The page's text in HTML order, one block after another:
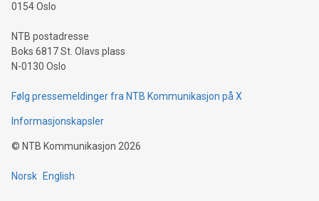
0154 Oslo
NTB postadresse
Boks 6817 St. Olavs plass
N-0130 Oslo
Følg pressemeldinger fra NTB Kommunikasjon på X
Informasjonskapsler
© NTB Kommunikasjon 2026
Norsk English